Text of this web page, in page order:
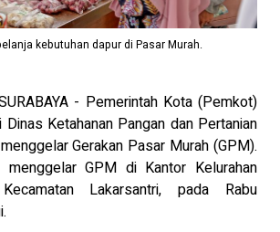
kebutuhan dapur di Pasar Murah.
- Pemerintah Kota (Pemkot)
Dinas Ketahanan Pangan dan Pertanian
Gerakan Pasar Murah (GPM).
GPM di Kantor Kelurahan
Lakarsantri, pada Rabu